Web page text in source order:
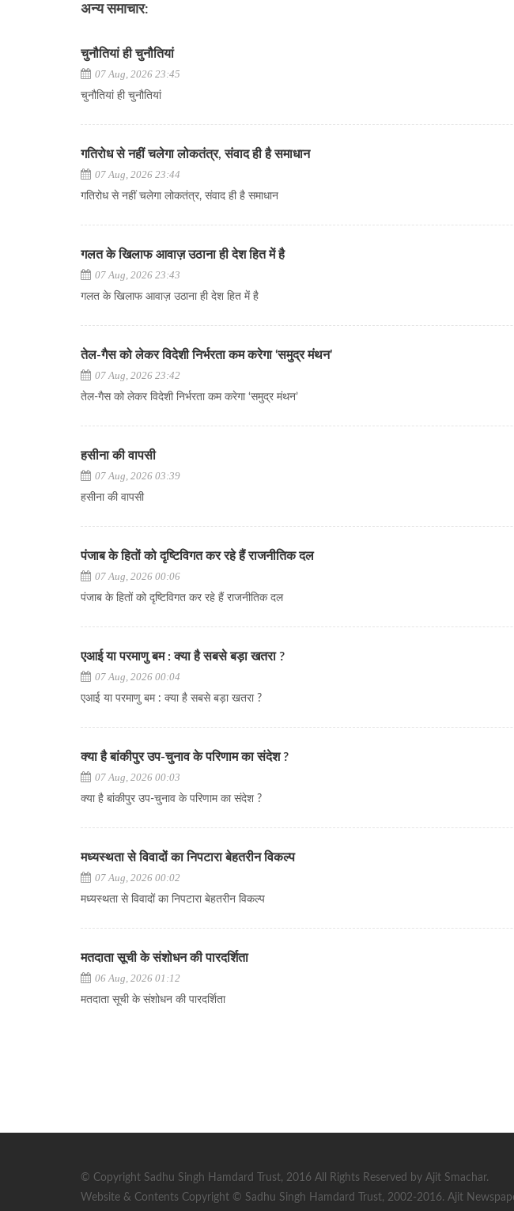
अन्य समाचार:
चुनौतियां ही चुनौतियां
07 Aug, 2026 23:45
चुनौतियां ही चुनौतियां
गतिरोध से नहीं चलेगा लोकतंत्र, संवाद ही है समाधान
07 Aug, 2026 23:44
गतिरोध से नहीं चलेगा लोकतंत्र, संवाद ही है समाधान
गलत के खिलाफ आवाज़ उठाना ही देश हित में है
07 Aug, 2026 23:43
गलत के खिलाफ आवाज़ उठाना ही देश हित में है
तेल-गैस को लेकर विदेशी निर्भरता कम करेगा ‘समुद्र मंथन’
07 Aug, 2026 23:42
तेल-गैस को लेकर विदेशी निर्भरता कम करेगा ‘समुद्र मंथन’
हसीना की वापसी
07 Aug, 2026 03:39
हसीना की वापसी
पंजाब के हितों को दृष्टिविगत कर रहे हैं राजनीतिक दल
07 Aug, 2026 00:06
पंजाब के हितों को दृष्टिविगत कर रहे हैं राजनीतिक दल
एआई या परमाणु बम : क्या है सबसे बड़ा खतरा ?
07 Aug, 2026 00:04
एआई या परमाणु बम : क्या है सबसे बड़ा खतरा ?
क्या है बांकीपुर उप-चुनाव के परिणाम का संदेश ?
07 Aug, 2026 00:03
क्या है बांकीपुर उप-चुनाव के परिणाम का संदेश ?
मध्यस्थता से विवादों का निपटारा बेहतरीन विकल्प
07 Aug, 2026 00:02
मध्यस्थता से विवादों का निपटारा बेहतरीन विकल्प
मतदाता सूची के संशोधन की पारदर्शिता
06 Aug, 2026 01:12
मतदाता सूची के संशोधन की पारदर्शिता
© Copyright Sadhu Singh Hamdard Trust, 2016 All Rights Reserved by Ajit Smachar.
Website & Contents Copyright © Sadhu Singh Hamdard Trust, 2002-2016. Ajit